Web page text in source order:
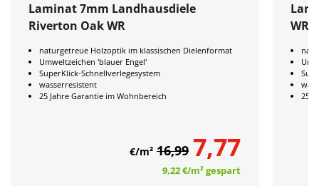
Laminat 7mm Landhausdiele
Riverton Oak WR
naturgetreue Holzoptik im klassischen Dielenformat
Umweltzeichen 'blauer Engel'
SuperKlick-Schnellverlegesystem
wasserresistent
25 Jahre Garantie im Wohnbereich
7,77
€/m² 16,99
9,22 €/m²gespart
WR
25